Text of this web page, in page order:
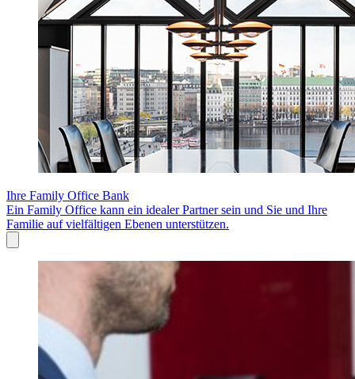
Ihre Family Office Bank
Ein Family Office kann ein idealer Partner sein und Sie und Ihre
Familie auf vielfältigen Ebenen unterstützen.